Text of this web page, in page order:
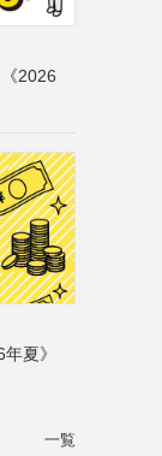
2026
夏》
一覧